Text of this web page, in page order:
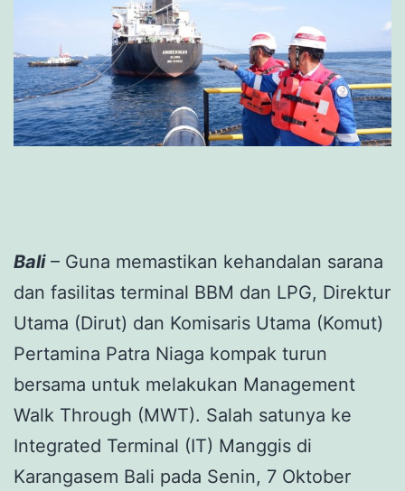
Bali– Guna memastikan kehandalan sarana
dan fasilitas terminal BBM dan LPG, Direktur
Utama (Dirut) dan Komisaris Utama (Komut)
Pertamina Patra Niaga kompak turun
bersama untuk melakukan Management
Walk Through (MWT). Salah satunya ke
Integrated Terminal (IT) Manggis di
Karangasem Bali pada Senin, 7 Oktober